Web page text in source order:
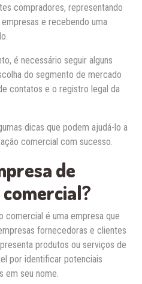
compradores, representando
e recebendo uma
é necessário seguir alguns
do segmento de mercado
contatos e o registro legal da
dicas que podem ajudá-lo a
comercial com sucesso.
de
comercial é uma empresa que
fornecedoras e clientes
produtos ou serviços de
por identificar potenciais
em seu nome.